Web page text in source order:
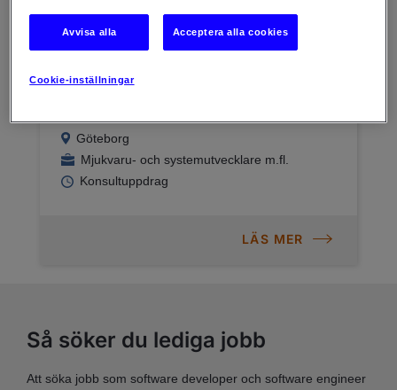
Software Engineers |
Göteborg
Mjukvaru- och systemutvecklare m.fl.
Konsultuppdrag
LÄS MER
Så söker du lediga jobb
Att söka jobb som software developer och software engineer
Cookie-inställningar
Avvisa alla Acceptera alla cookies